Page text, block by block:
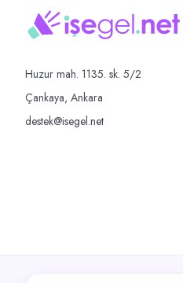
Huzur mah. 1135. sk. 5/2
Çankaya, Ankara
destek@isegel.net